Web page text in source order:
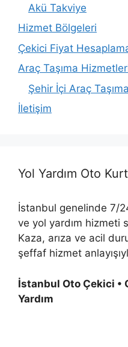
Akü Takviye
Hizmet Bölgeleri
Çekici Fiyat
Araç Taşıma
Şehir İçi Araç Taşıma
İletişim
Yol Yardım Oto
İstanbul genelinde 7/
ve yol yardım hizmeti
Kaza, arıza ve acil
şeffaf hizmet
İstanbul Oto Çekici •
Yardım